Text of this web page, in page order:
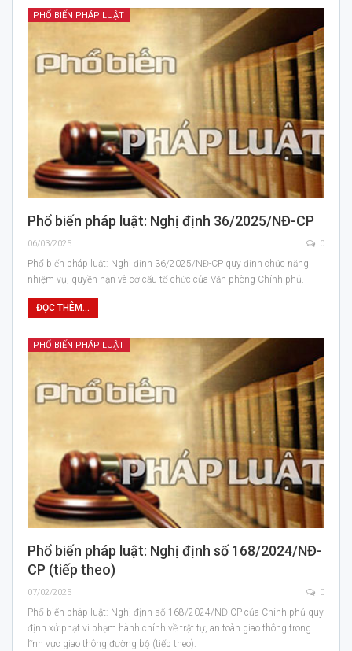
PHỔ BIẾN PHÁP LUẬT
Phổ biến pháp luật: Nghị định 36/2025/NĐ-CP
06/03/2025 0
Phổ biến pháp luật: Nghị định 36/2025/NĐ-CP quy định chức năng,
nhiệm vụ, quyền hạn và cơ cấu tổ chức của Văn phòng Chính phủ.
ĐỌC THÊM...
PHỔ BIẾN PHÁP LUẬT
Phổ biến pháp luật: Nghị định số 168/2024/NĐ-
CP (tiếp theo)
07/02/2025 0
Phổ biến pháp luật: Nghị định số 168/2024/NĐ-CP của Chính phủ quy
định xử phạt vi phạm hành chính về trật tự, an toàn giao thông trong
lĩnh vực giao thông đường bộ (tiếp theo).